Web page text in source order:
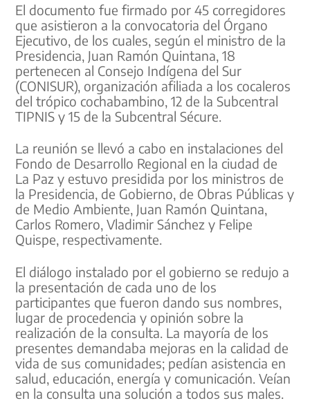
El documento fue firmado por 45 corregidores
que asistieron a la convocatoria del Órgano
Ejecutivo, de los cuales, según el ministro de la
Presidencia, Juan Ramón Quintana, 18
pertenecen al Consejo Indígena del Sur
(CONISUR), organización afiliada a los cocaleros
del trópico cochabambino, 12 de la Subcentral
TIPNIS y 15 de la Subcentral Sécure.
La reunión se llevó a cabo en instalaciones del
Fondo de Desarrollo Regional en la ciudad de
La Paz y estuvo presidida por los ministros de
la Presidencia, de Gobierno, de Obras Públicas y
de Medio Ambiente, Juan Ramón Quintana,
Carlos Romero, Vladimir Sánchez y Felipe
Quispe, respectivamente.
El diálogo instalado por el gobierno se redujo a
la presentación de cada uno de los
participantes que fueron dando sus nombres,
lugar de procedencia y opinión sobre la
realización de la consulta. La mayoría de los
presentes demandaba mejoras en la calidad de
vida de sus comunidades; pedían asistencia en
salud, educación, energía y comunicación. Veían
en la consulta una solución a todos sus males.